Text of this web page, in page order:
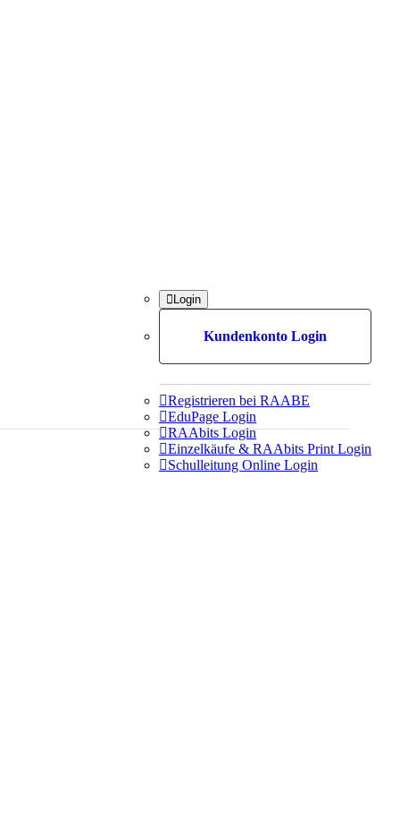
Login
Kundenkonto Login
Registrieren bei RAABE
EduPage Login
RAAbits Login
Einzelkäufe & RAAbits Print Login
Schulleitung Online Login